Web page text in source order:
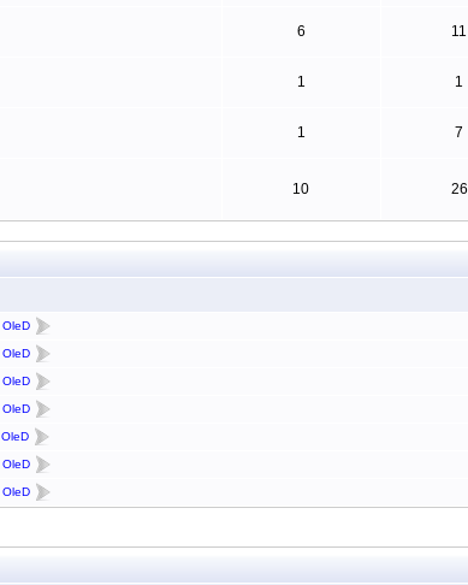
6 11
1 1
1 7
10 26
OleD
OleD
OleD
OleD
OleD
OleD
OleD